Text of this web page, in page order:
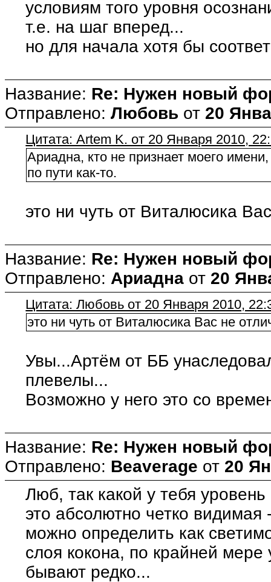
условиям того уровня
т.е. на шаг вперед...
но для начала хотя бы
Название: Re: Нужен новый
Отправлено: Любовь от 20
Цитата: Artem K. от 20 Января 2010,
Ариадна, кто не признает моего
по пути как-то.
это ни чуть от Виталюсика
Название: Re: Нужен новый
Отправлено: Ариадна от 20
Цитата: Любовь от 20 Января 2010,
это ни чуть от Виталюсика Вас не
Увы...Артём от ББ
плевелы...
Возможно у него это со
Название: Re: Нужен новый
Отправлено: Beaverage от 20
Люб, так какой у тебя
это абсолютно четко
можно определить как
слоя кокона, по крайней
бывают редко...